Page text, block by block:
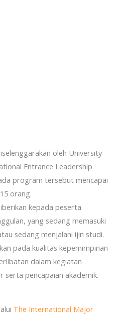
oleh University
Entrance Leadership
program tersebut mencapai
orang.
kepada peserta
yang sedang memasuki
sedang menjalani ijin studi.
pada kualitas kepemimpinan
dalam kegiatan
serta pencapaian akademik.
The International Major